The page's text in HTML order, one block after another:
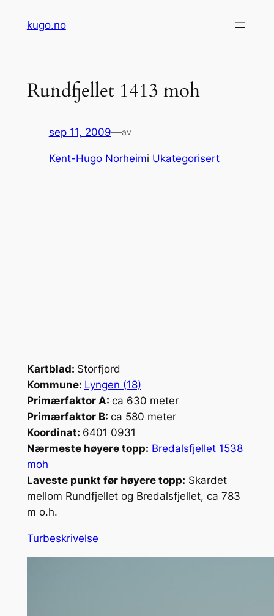
kugo.no
Rundfjellet 1413 moh
sep 11, 2009—av
Kent-Hugo Norheimi Ukategorisert
Kartblad: Storfjord
Kommune: Lyngen (18)
Primærfaktor A: ca 630 meter
Primærfaktor B: ca 580 meter
Koordinat: 6401 0931
Nærmeste høyere topp: Bredalsfjellet 1538
moh
Laveste punkt før høyere topp: Skardet
mellom Rundfjellet og Bredalsfjellet, ca 783
m o.h.
Turbeskrivelse